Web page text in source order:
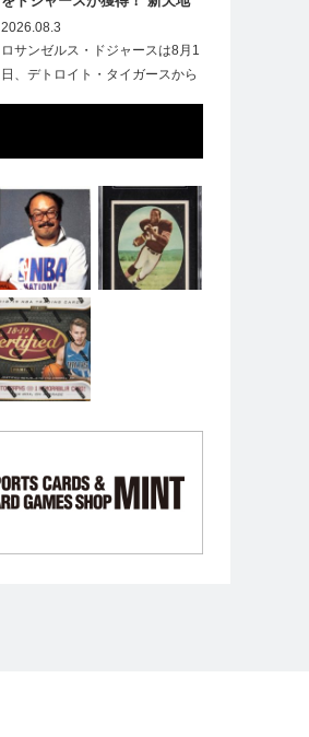
での初トレカは「Go Blue !」
のインスク入り！
2026.08.3
ロサンゼルス・ドジャースは8月1
日、デトロイト・タイガースから